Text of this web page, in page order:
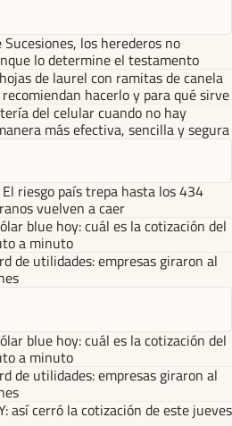
los herederos no
lo determine el testamento
de laurel con ramitas de canela
hacerlo y para qué sirve
del celular cuando no hay
más efectiva, sencilla y segura
El riesgo país trepa hasta los 434
vuelven a caer
blue hoy: cuál es la cotización del
a minuto
de utilidades: empresas giraron al
blue hoy: cuál es la cotización del
a minuto
de utilidades: empresas giraron al
así cerró la cotización de este jueves